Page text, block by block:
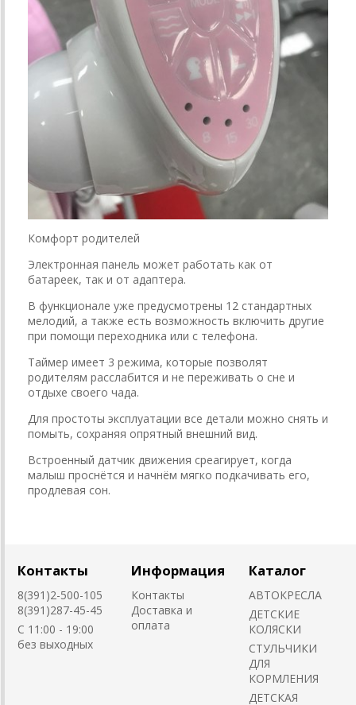
Комфорт родителей
Электронная панель может работать как от
батареек, так и от адаптера.
В функционале уже предусмотрены 12 стандартных
мелодий, а также есть возможность включить другие
при помощи переходника или с телефона.
Таймер имеет 3 режима, которые позволят
родителям расслабится и не переживать о сне и
отдыхе своего чада.
Для простоты эксплуатации все детали можно снять и
помыть, сохраняя опрятный внешний вид.
Встроенный датчик движения среагирует, когда
малыш проснётся и начнём мягко подкачивать его,
продлевая сон.
Контакты
8(391)2-500-105
8(391)287-45-45
C 11:00 - 19:00
без выходных
Информация
Контакты
Доставка и
оплата
Каталог
АВТОКРЕСЛА
ДЕТСКИЕ
КОЛЯСКИ
CТУЛЬЧИКИ
ДЛЯ
КОРМЛЕНИЯ
ДЕТСКАЯ